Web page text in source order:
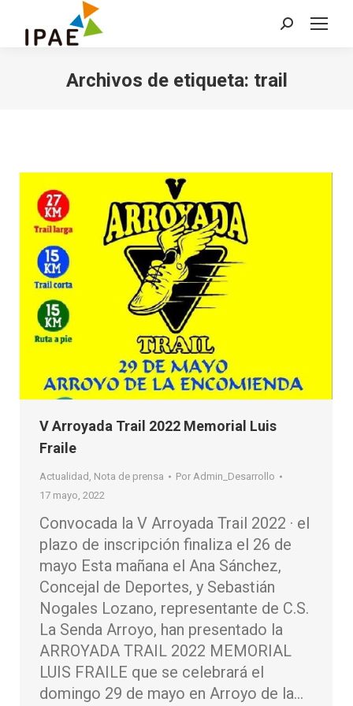
Buscar:
Archivos de etiqueta: trail
V Arroyada Trail 2022 Memorial Luis
Fraile
Actualidad , Nota de prensa Por Admin_Desarrollo
17 mayo, 2022
Convocada la V Arroyada Trail 2022 · el
plazo de inscripción finaliza el 26 de
mayo Esta mañana el Ana Sánchez,
Concejal de Deportes, y Sebastián
Nogales Lozano, representante de C.S.
La Senda Arroyo, han presentado la
ARROYADA TRAIL 2022 MEMORIAL
LUIS FRAILE que se celebrará el
domingo 29 de mayo en Arroyo de la…